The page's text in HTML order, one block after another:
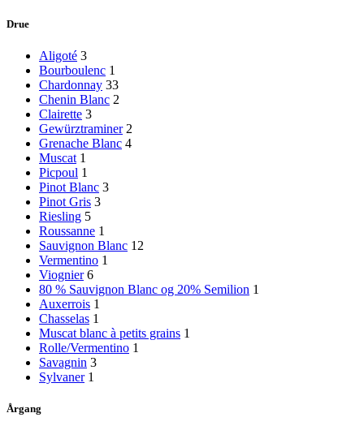
Drue
Aligoté 3
Bourboulenc 1
Chardonnay 33
Chenin Blanc 2
Clairette 3
Gewürztraminer 2
Grenache Blanc 4
Muscat 1
Picpoul 1
Pinot Blanc 3
Pinot Gris 3
Riesling 5
Roussanne 1
Sauvignon Blanc 12
Vermentino 1
Viognier 6
80 % Sauvignon Blanc og 20% Semilion 1
Auxerrois 1
Chasselas 1
Muscat blanc à petits grains 1
Rolle/Vermentino 1
Savagnin 3
Sylvaner 1
Årgang